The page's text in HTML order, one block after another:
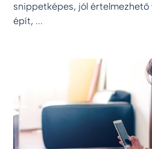
snippetképes, jól
épít, ...